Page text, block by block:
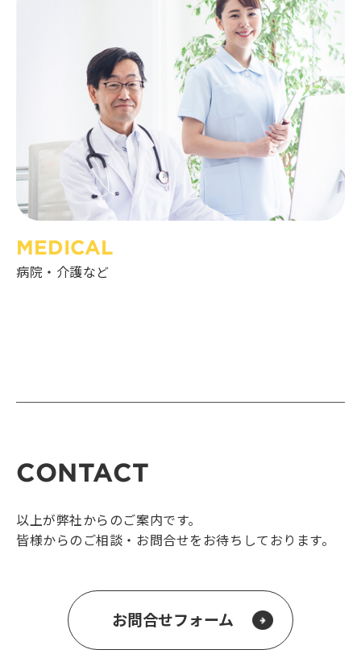
MEDICAL
病院・介護など
CONTACT
以上が弊社からのご案内です。
皆様からのご相談・お問合せをお待ちしております。
お問合せフォーム